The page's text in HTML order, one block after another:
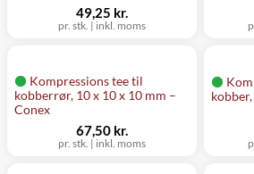
pr. stk. | inkl. moms
49,25 kr.
Kompressions tee til
kobberrør, 10 x 10 x 10 mm –
Conex
pr. stk. | inkl. moms
67,50 kr.